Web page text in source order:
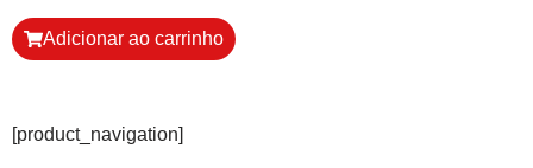
Adicionar ao carrinho
[product_navigation]